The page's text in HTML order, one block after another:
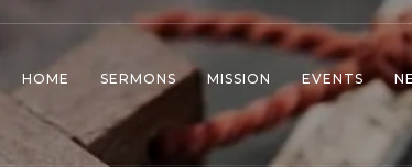
HOME SERMONS MISSION EVENTS